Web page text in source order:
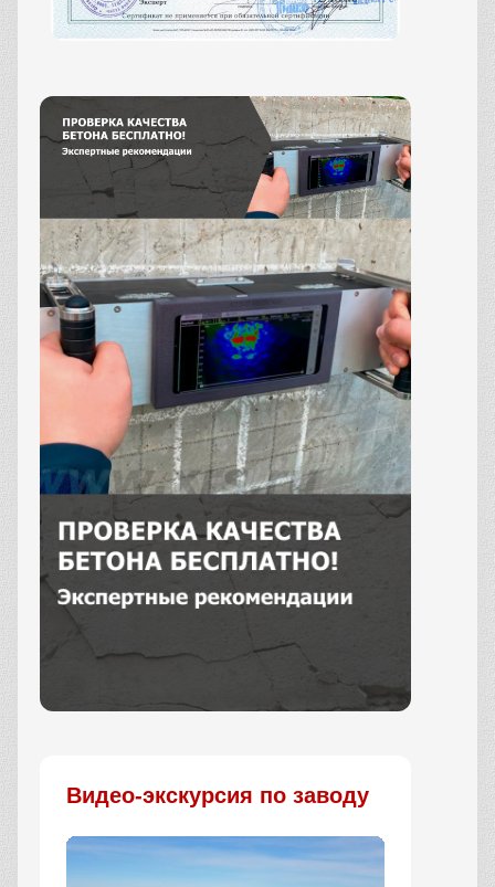
Видео-экскурсия по заводу